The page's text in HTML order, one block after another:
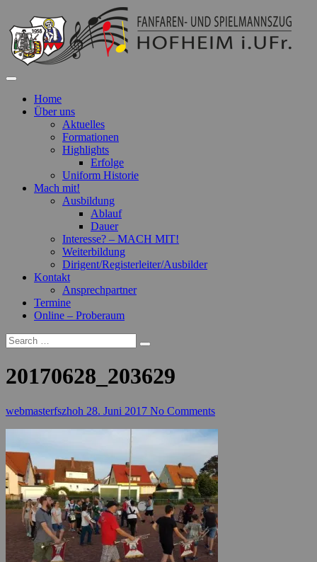
Fanfaren- und Spielmannszug Hofheim
i.UFr.
Home
Über uns
Aktuelles
Formationen
Highlights
Erfolge
Uniform Historie
Mach mit!
Ausbildung
Ablauf
Dauer
Interesse? – MACH MIT!
Weiterbildung
Dirigent/Registerleiter/Ausbilder
Kontakt
Ansprechpartner
Termine
Online – Proberaum
20170628_203629
webmasterfszhoh 28. Juni 2017 No Comments